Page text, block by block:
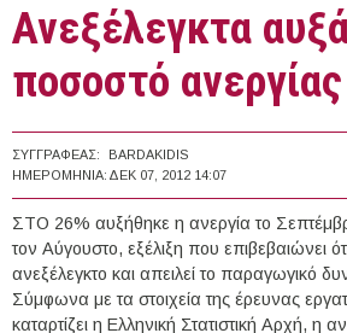
Ανεξέλεγκτα
ποσοστό ανεργίας
ΣΥΓΓΡΑΦΈΑΣ:
BARDAKIDIS
ΗΜΕΡΟΜΗΝΊΑ: ΔΕΚ 07, 2012 14:07
ΣΤΟ 26% αυξήθηκε η ανεργία το
τον Αύγουστο, εξέλιξη που επιβεβαιώνει
ανεξέλεγκτο και απειλεί το παραγωγικό
Σύμφωνα με τα στοιχεία της έρευνας
καταρτίζει η Ελληνική Στατιστική Αρχή, η